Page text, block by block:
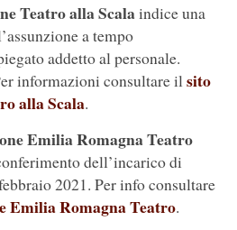
Teatro alla Scalaindice una
a tempo
addetto al personale.
informazioni consultare ilsito
alla Scala.
Emilia Romagna Teatro
dell’incarico di
2021. Per info consultare
Emilia Romagna Teatro.